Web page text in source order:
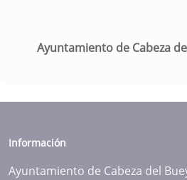
Ayuntamiento de Cabeza
Información
Ayuntamiento de Cabeza del